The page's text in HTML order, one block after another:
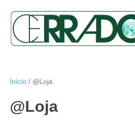
Início / @Loja
@Loja